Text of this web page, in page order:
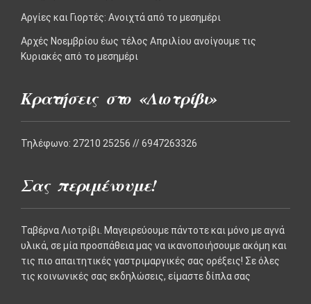
Αργίες και Γιορτές: Aνοιχτά από το μεσημέρι
Αρχές Νοεμβρίου έως τέλος Απριλίου ανοίγουμε τις
Κυριακές από το μεσημέρι
Κρατήσεις στο «Λιοτρίβι»
Τηλέφωνο: 27210 25256 // 6947263326
Σας περιμένουμε!
Ταβέρνα Λιοτρίβι. Μαγειρεύουμε πάντοτε και μόνο με αγνά
υλικά, σε μία προσπάθεια μας να ικανοποιήσουμε ακόμη και
τις πιο απαιτητικές γαστριμαργικές σας ορέξεις! Σε όλες
τις κοινωνικές σας εκδηλώσεις, είμαστε δίπλα σας